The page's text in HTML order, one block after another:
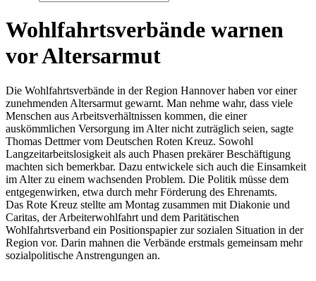
Wohlfahrtsverbände warnen
vor Altersarmut
Die Wohlfahrtsverbände in der Region Hannover haben vor einer
zunehmenden Altersarmut gewarnt. Man nehme wahr, dass viele
Menschen aus Arbeitsverhältnissen kommen, die einer
auskömmlichen Versorgung im Alter nicht zuträglich seien, sagte
Thomas Dettmer vom Deutschen Roten Kreuz. Sowohl
Langzeitarbeitslosigkeit als auch Phasen prekärer Beschäftigung
machten sich bemerkbar. Dazu entwickele sich auch die Einsamkeit
im Alter zu einem wachsenden Problem. Die Politik müsse dem
entgegenwirken, etwa durch mehr Förderung des Ehrenamts.
Das Rote Kreuz stellte am Montag zusammen mit Diakonie und
Caritas, der Arbeiterwohlfahrt und dem Paritätischen
Wohlfahrtsverband ein Positionspapier zur sozialen Situation in der
Region vor. Darin mahnen die Verbände erstmals gemeinsam mehr
sozialpolitische Anstrengungen an.